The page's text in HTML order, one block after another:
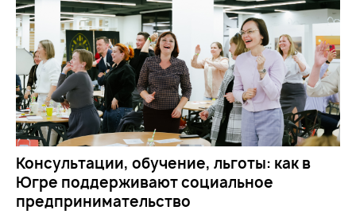
Консультации, обучение, льготы: как в
Югре поддерживают социальное
предпринимательство